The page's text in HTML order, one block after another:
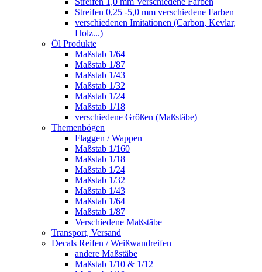
Streifen 0,25 -5,0 mm verschiedene Farben
verschiedenen Imitationen (Carbon, Kevlar,
Holz...)
Öl Produkte
Maßstab 1/64
Maßstab 1/87
Maßstab 1/43
Maßstab 1/32
Maßstab 1/24
Maßstab 1/18
verschiedene Größen (Maßstäbe)
Themenbögen
Flaggen / Wappen
Maßstab 1/160
Maßstab 1/18
Maßstab 1/24
Maßstab 1/32
Maßstab 1/43
Maßstab 1/64
Maßstab 1/87
Verschiedene Maßstäbe
Transport, Versand
Decals Reifen / Weißwandreifen
andere Maßstäbe
Maßstab 1/10 & 1/12